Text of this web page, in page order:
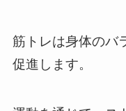
筋トレは身体のバ
促進します。